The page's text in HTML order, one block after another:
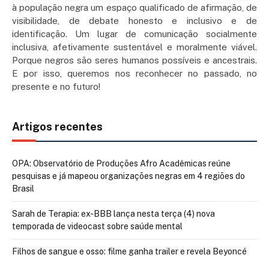
à população negra um espaço qualificado de afirmação, de
visibilidade, de debate honesto e inclusivo e de
identificação. Um lugar de comunicação socialmente
inclusiva, afetivamente sustentável e moralmente viável.
Porque negros são seres humanos possíveis e ancestrais.
E por isso, queremos nos reconhecer no passado, no
presente e no futuro!
Artigos recentes
OPA: Observatório de Produções Afro Acadêmicas reúne
pesquisas e já mapeou organizações negras em 4 regiões do
Brasil
Sarah de Terapia: ex-BBB lança nesta terça (4) nova
temporada de videocast sobre saúde mental
Filhos de sangue e osso: filme ganha trailer e revela Beyoncé